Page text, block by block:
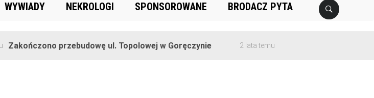
WYWIADY NEKROLOGI SPONSOROWANE BRODACZ PYTA
Zakończono przebudowę ul. Topolowej w Goręczynie 2 lata temu